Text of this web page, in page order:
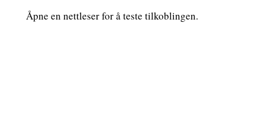
Åpne en nettleser for å teste tilkoblingen.